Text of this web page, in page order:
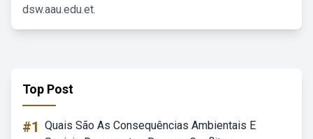
dsw.aau.edu.et.
Top Post
#1 Quais São As Consequências Ambientais E